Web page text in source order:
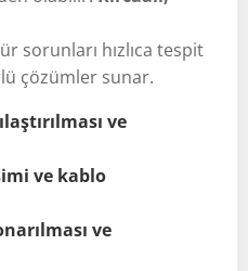
sorunları hızlıca tespit
çözümler sunar.
ve
ve kablo
ve